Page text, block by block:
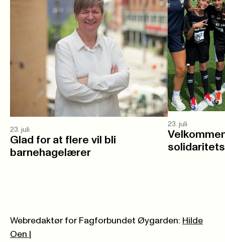
23. juli
Glad for at flere vil bli
barnehagelærer
23. juli
Webredaktør for Fagforbundet Øygarden: Hilde
Oen